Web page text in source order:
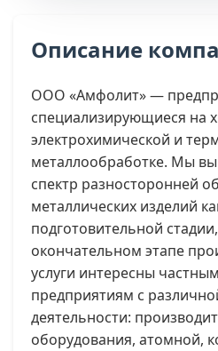
Описание
ООО «Амфолит» —
специализирующиеся на
электрохимической и
металлообработке. Мы
спектр разносторонней
металлических изделий
подготовительной
окончательном этапе
услуги интересны
предприятиям с
деятельности:
оборудования, атомной,